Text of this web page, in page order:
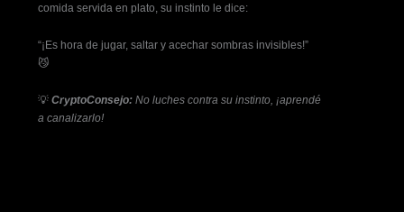
comida servida en plato, su instinto le dice:
“¡Es hora de jugar, saltar y acechar sombras invisibles!”
😼
💡CryptoConsejo: No luches contra su instinto, ¡aprendé
a canalizarlo!